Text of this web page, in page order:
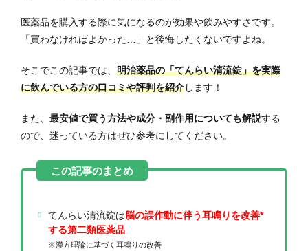
医薬品を購入する際に気になるのが効果や飲みやすさです。
「買わなければよかった…」と後悔したくないですよね。
そこでこの記事では、 明治薬品の「てんらい清流錠」を実際
に飲んでいる方の口コミや評判を紹介します！
また、 最安値で買う方法や成分・副作用についても解説する
ので、迷っている方はぜひ参考にしてください。
てんらい清流錠は脳の誤作動に伴う耳鳴りを改善*
する第二類医薬品
※漢方理論に基づく 耳鳴りの改善